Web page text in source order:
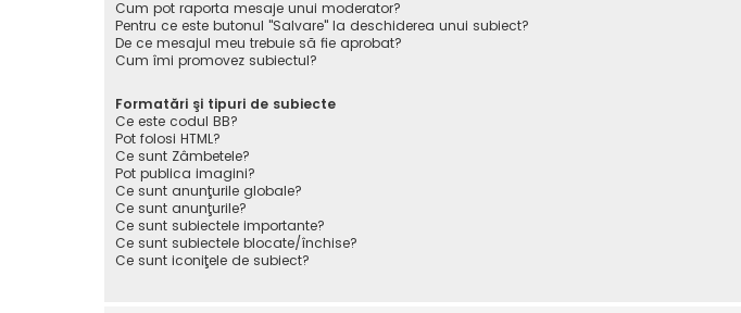
Cum pot raporta mesaje unui moderator?
Pentru ce este butonul "Salvare" la deschiderea unui subiect?
De ce mesajul meu trebuie să fie aprobat?
Cum îmi promovez subiectul?
Formatări şi tipuri de subiecte
Ce este codul BB?
Pot folosi HTML?
Ce sunt Zâmbetele?
Pot publica imagini?
Ce sunt anunţurile globale?
Ce sunt anunţurile?
Ce sunt subiectele importante?
Ce sunt subiectele blocate/închise?
Ce sunt iconiţele de subiect?